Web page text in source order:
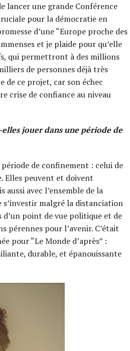
lancer une grande Conférence
pour la démocratie en
d’une “Europe proche des
et je plaide pour qu’elle
qui permettront à des millions
de personnes déjà très
de ce projet, car son échec
crise de confiance au niveau
jouer dans une période de
de confinement : celui de
Elles peuvent et doivent
aussi avec l’ensemble de la
malgré la distanciation
point de vue politique et de
pérennes pour l’avenir. C’était
pour “Le Monde d’après” :
durable, et épanouissante